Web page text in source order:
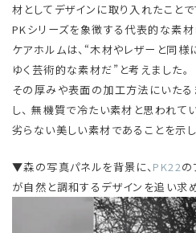
材としてデザインに取り入れたことで
PKシリーズを象徴する代表的な素材
ケアホルムは、“木材やレザーと同様
ゆく芸術的な素材だ”と考えました。
その厚みや表面の加工方法にいたる
し、 無機質で冷たい素材と思われて
劣らない美しい素材であることを示し
▼森の写真パネルを背景に、 PK22の
が自然と調和するデザインを追い求